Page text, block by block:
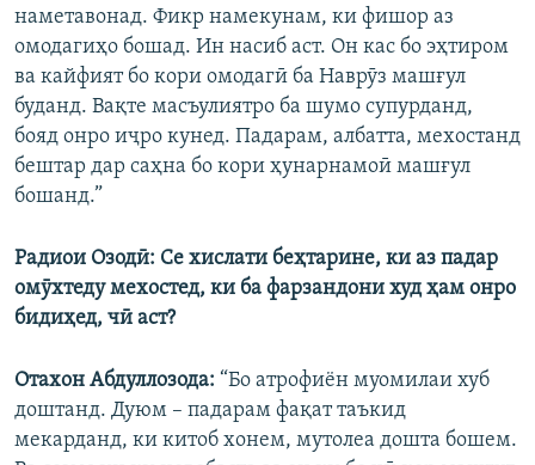
наметавонад. Фикр намекунам, ки фишор аз
омодагиҳо бошад. Ин насиб аст. Он кас бо эҳтиром
ва кайфият бо кори омодагӣ ба Наврӯз машғул
буданд. Вақте масъулиятро ба шумо супурданд,
бояд онро иҷро кунед. Падарам, албатта, мехостанд
бештар дар саҳна бо кори ҳунарнамоӣ машғул
бошанд.”
Радиои Озодӣ: Се хислати беҳтарине, ки аз падар
омӯхтеду мехостед, ки ба фарзандони худ ҳам онро
бидиҳед, чӣ аст?
Отахон Абдуллозода: “Бо атрофиён муомилаи хуб
доштанд. Дуюм – падарам фақат таъкид
мекарданд, ки китоб хонем, мутолеа дошта бошем.